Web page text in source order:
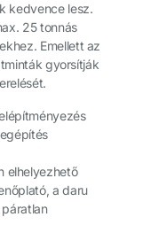
kedvence lesz.
25 tonnás
Emellett az
gyorsítják
elhelyezhető
a daru
páratlan